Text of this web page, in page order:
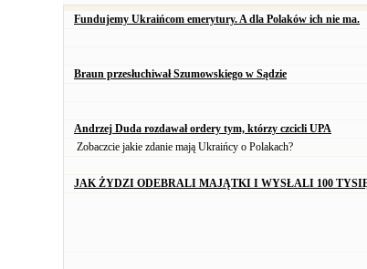
Fundujemy Ukraińcom emerytury. A dla Polaków ich nie ma.
Braun przesłuchiwał Szumowskiego w Sądzie
Andrzej Duda rozdawał ordery tym, którzy czcicli UPA
Zobaczcie jakie zdanie mają Ukraińcy o Polakach?
JAK ŻYDZI ODEBRALI MAJĄTKI I WYSŁALI 100